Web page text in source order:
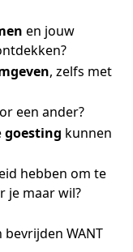
en jouw
, zelfs met
een ander?
goesting kunnen
hebben om te
je maar wil?
WANT